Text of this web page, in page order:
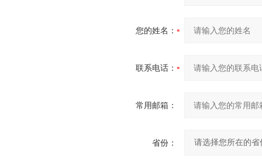
您的姓名：
联系电话：
常用邮箱：
省份：